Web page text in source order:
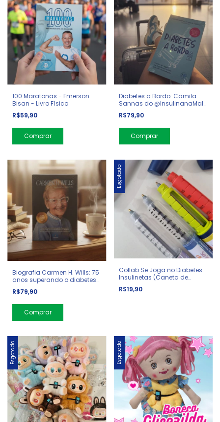
100 Maratonas - Emerson
Bisan - Livro Físico
R$59,90
Diabetes a Bordo: Camila
Sannas do @InsulinanaMala
- Livro Físico
R$79,90
Biografia Carmen H. Wills: 75
anos superando o diabetes
tipo 1 - Livro Físico
R$79,90
Esgotado
Collab Se Joga no Diabetes:
Insulinetas (Caneta de
Insulina para Escrever)
R$19,90
Esgotado Esgotado